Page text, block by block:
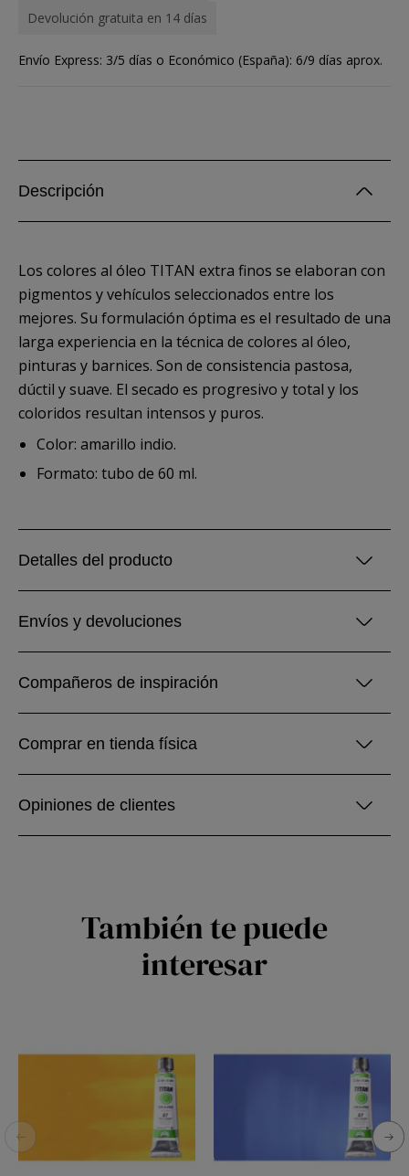
Devolución gratuita en 14 días
Envío Express: 3/5 días o Económico (España): 6/9 días aprox.
Descripción
Los colores al óleo TITAN extra finos se elaboran con
pigmentos y vehículos seleccionados entre los
mejores. Su formulación óptima es el resultado de una
larga experiencia en la técnica de colores al óleo,
pinturas y barnices. Son de consistencia pastosa,
dúctil y suave. El secado es progresivo y total y los
coloridos resultan intensos y puros.
Color: amarillo indio.
Formato: tubo de 60 ml.
Detalles del producto
Envíos y devoluciones
Compañeros de inspiración
Comprar en tienda física
Opiniones de clientes
También te puede
interesar